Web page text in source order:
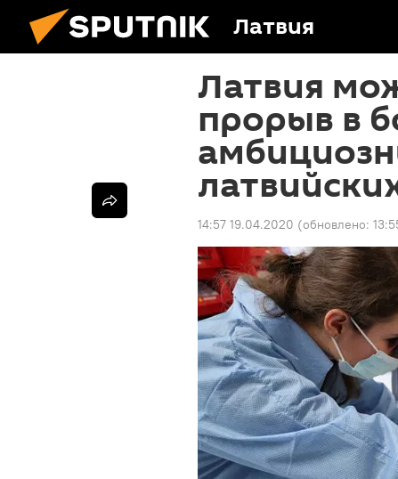
Латвия
Латвия
прорыв в
14:57 19.04.2020 (обновлено: